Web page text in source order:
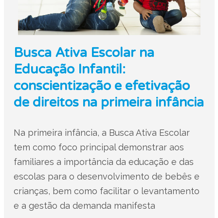
Busca Ativa Escolar na
Educação Infantil:
conscientização e efetivação
de direitos na primeira infância
Na primeira infância, a Busca Ativa Escolar
tem como foco principal demonstrar aos
familiares a importância da educação e das
escolas para o desenvolvimento de bebês e
crianças, bem como facilitar o levantamento
e a gestão da demanda manifesta